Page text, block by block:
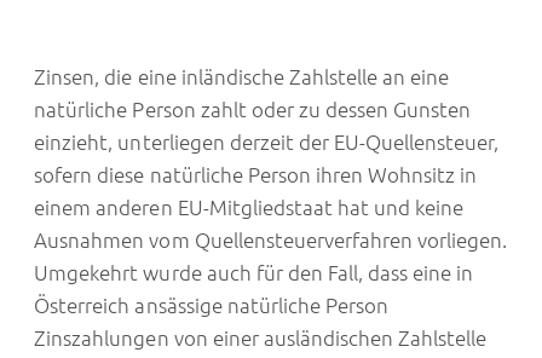
Zinsen, die eine inländische Zahlstelle an eine
natürliche Person zahlt oder zu dessen Gunsten
einzieht, unterliegen derzeit der EU-Quellensteuer,
sofern diese natürliche Person ihren Wohnsitz in
einem anderen EU-Mitgliedstaat hat und keine
Ausnahmen vom Quellensteuerverfahren vorliegen.
Umgekehrt wurde auch für den Fall, dass eine in
Österreich ansässige natürliche Person
Zinszahlungen von einer ausländischen Zahlstelle